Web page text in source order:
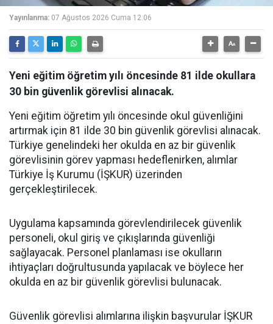
Yayınlanma: 07 Ağustos 2026 Cuma 12:06
Yeni eğitim öğretim yılı öncesinde 81 ilde okullara
30 bin güvenlik görevlisi alınacak.
Yeni eğitim öğretim yılı öncesinde okul güvenliğini
artırmak için 81 ilde 30 bin güvenlik görevlisi alınacak.
Türkiye genelindeki her okulda en az bir güvenlik
görevlisinin görev yapması hedeflenirken, alımlar
Türkiye İş Kurumu (İŞKUR) üzerinden
gerçekleştirilecek.
Uygulama kapsamında görevlendirilecek güvenlik
personeli, okul giriş ve çıkışlarında güvenliği
sağlayacak. Personel planlaması ise okulların
ihtiyaçları doğrultusunda yapılacak ve böylece her
okulda en az bir güvenlik görevlisi bulunacak.
Güvenlik görevlisi alımlarına ilişkin başvurular İŞKUR